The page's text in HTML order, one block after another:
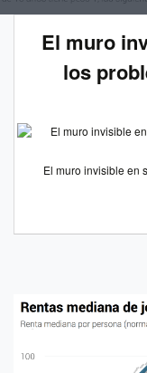
El muro
los
El muro invisible en